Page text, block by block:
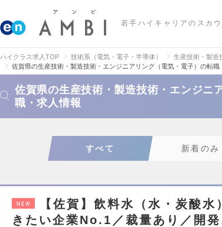
若手ハイキャリアのスカ
ハイクラス求人TOP 技術系（電気・電子・半導体）
生産技術・製造
佐賀県の生産技術・製造技術・エンジニアリング（電気・電子）の転職
佐賀県の生産技術・製造技術・エンジニ
職・求人情報
すべて 新着のみ
NEW
【佐賀】飲料水（水・炭酸
きたい企業No.1／裁量あり／開